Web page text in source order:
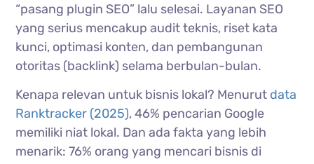
“pasang plugin SEO” lalu selesai. Layanan SEO
yang serius mencakup audit teknis, riset kata
kunci, optimasi konten, dan pembangunan
otoritas (backlink) selama berbulan-bulan.
Kenapa relevan untuk bisnis lokal? Menurut data
Ranktracker (2025), 46% pencarian Google
memiliki niat lokal. Dan ada fakta yang lebih
menarik: 76% orang yang mencari bisnis di